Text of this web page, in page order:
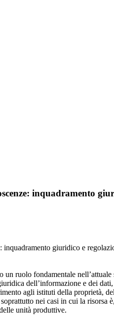
inquadramento
inquadramento giuridico e
un ruolo fondamentale
dell’informazione e dei
agli istituti della proprietà,
nei casi in cui la
unità produttive.